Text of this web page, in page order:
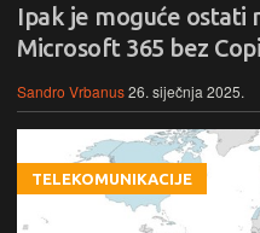
Ipak je moguće
Microsoft 365 bez
Sandro Vrbanus26. siječnja 2025.
TELEKOMUNIKACIJE